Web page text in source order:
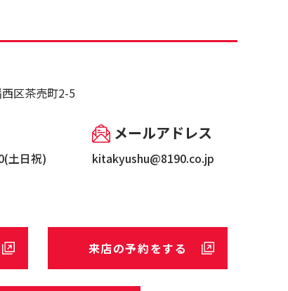
区茶売町2-5
土日祝)
メールアドレス
kitakyushu@8190.co.jp
来店の予約をする